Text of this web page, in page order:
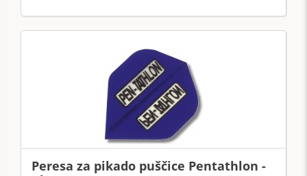
Peresa za pikado puščice Pentathlon -